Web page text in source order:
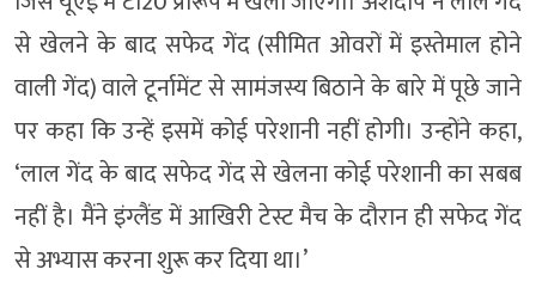
से खेलने के बाद सफेद गेंद (सीमित ओवरों में इस्तेमाल होने
वाली गेंद) वाले टूर्नामेंट से सामंजस्य बिठाने के बारे में पूछे जाने
पर कहा कि उन्हें इसमें कोई परेशानी नहीं होगी। उन्होंने कहा,
‘लाल गेंद के बाद सफेद गेंद से खेलना कोई परेशानी का सबब
नहीं है। मैंने इंग्लैंड में आखिरी टेस्ट मैच के दौरान ही सफेद गेंद
से अभ्यास करना शुरू कर दिया था।’